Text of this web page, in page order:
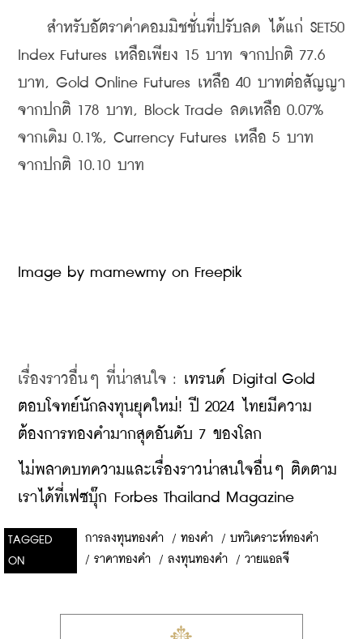
สำหรับอัตราค่าคอมมิชชั่นที่ปรับลด ได้แก่ SET50
Index Futures เหลือเพียง 15 บาท จากปกติ 77.6
บาท, Gold Online Futures เหลือ 40 บาทต่อสัญญา
จากปกติ 178 บาท, Block Trade ลดเหลือ 0.07%
จากเดิม 0.1%, Currency Futures เหลือ 5 บาท
จากปกติ 10.10 บาท
Image by mamewmy on Freepik
เรื่องราวอื่นๆ ที่น่าสนใจ : เทรนด์ Digital Gold
ตอบโจทย์นักลงทุนยุคใหม่! ปี 2024 ไทยมีความ
ต้องการทองคำมากสุดอันดับ 7 ของโลก
ไม่พลาดบทความและเรื่องราวน่าสนใจอื่นๆ ติดตาม
เราได้ที่เฟซบุ๊ก Forbes Thailand Magazine
TAGGED
ON
การลงทุนทองคำ / ทองคำ / บทวิเคราะห์ทองคำ
/ ราคาทองคำ / ลงทุนทองคำ / วายแอลจี